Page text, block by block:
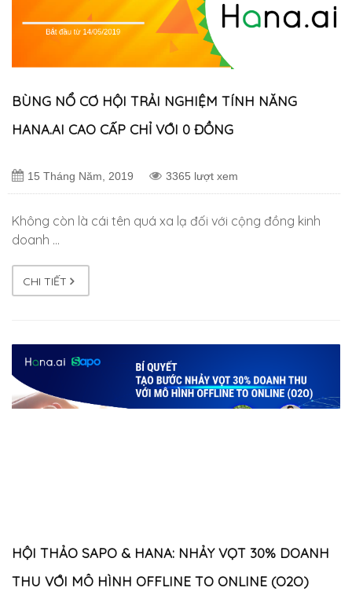
BÙNG NỔ CƠ HỘI TRẢI NGHIỆM TÍNH NĂNG
HANA.AI CAO CẤP CHỈ VỚI 0 ĐỒNG
15 Tháng Năm, 2019 3365 lượt xem
Không còn là cái tên quá xa lạ đối với cộng đồng kinh
doanh …
CHI TIẾT
HỘI THẢO SAPO & HANA: NHẢY VỌT 30% DOANH
THU VỚI MÔ HÌNH OFFLINE TO ONLINE (O2O)